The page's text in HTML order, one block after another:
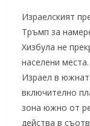
Израелският
Тръмп за
Хизбула не
населени
Израел в
включително
зона южно от
действа в